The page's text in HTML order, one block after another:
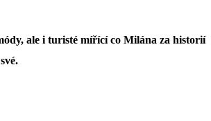
ale i turisté mířící co Milána za historií